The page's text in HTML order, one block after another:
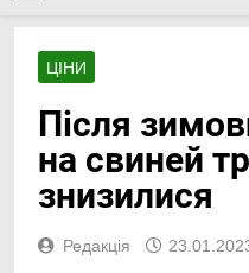
ЦІНИ
Після
на свиней
знизилися
Редакція